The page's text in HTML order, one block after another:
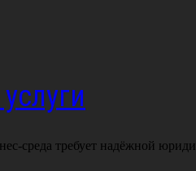
среда требует надёжной